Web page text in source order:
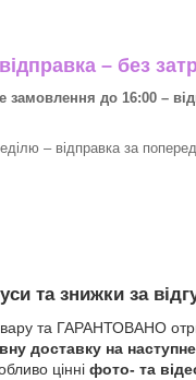
– без
до 16:00 –
– відправка за
та знижки за
та ГАРАНТОВАНО
доставку на
цінні фото- та